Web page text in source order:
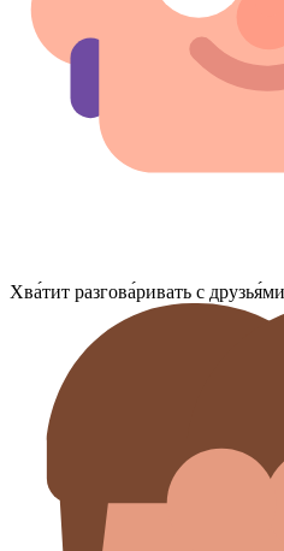
Хва́тит разгова́ривать с